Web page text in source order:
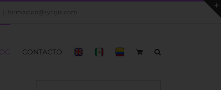
formacion@tycgis.com
CONTACTO